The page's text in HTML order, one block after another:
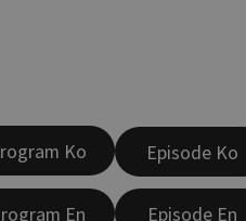
Ko
En
Episode Ko
Episode En